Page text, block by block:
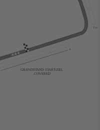
GRANDSTAND START-ZIEL
COVERED
T10
A